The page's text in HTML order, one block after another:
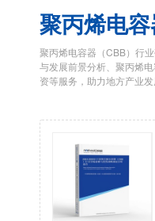
聚丙烯电
聚丙烯电容器（CBB）行
与发展前景分析、聚丙烯
资等服务，助力地方产业发